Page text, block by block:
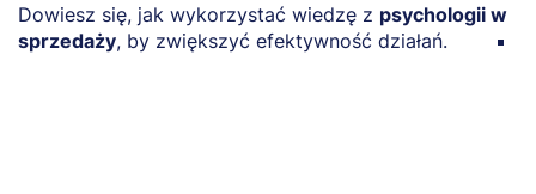
Dowiesz się, jak wykorzystać wiedzę z psychologii w
sprzedaży, by zwiększyć efektywność działań.